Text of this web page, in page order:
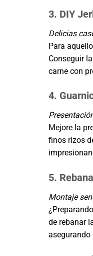
3. DIY
Delicias
Para
Conseguir
carne con
4.
Mejore la
finos rizos
5.
Montaje
de rebanar
asegurando